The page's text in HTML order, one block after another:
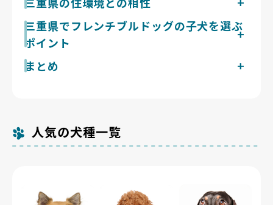
35cm前後の中型犬です。がっしりした体つきですが運
動量はほどほどで、迎えた後は1日2回15〜20分程度の
散歩を目安に、無理のない発散を心がけると落ち着いて
暮らせます。被毛はシングルコートで短く、顔や体のし
わの間は蒸れやすくこまめな拭き取りが前提です。吠え
る頻度は比較的少ない一方、短頭種特有の呼吸のしづら
三重県は伊勢平野などの沿岸部で夏に熱帯夜が続き、伊
賀の盆地部では気温が40℃近くまで上がる日もありま
す。短頭種のフレンチブルドッグは体温調節が苦手なた
め、気温の高い時間帯の散歩は避け、室内は冷房で温度
を保つことが欠かせません。椎間板や関節への負担を避
三重県でフレンチブルドッグの子犬を選ぶ
ポイント
三重県で掲載中のフレンチブルドッグのブリーダー
で確認したうえで厳選しているためです。三重県内には
犬猫等販売業の登録が354件（令和5年4月1日現在）あ
まとめ
人気の犬種一覧